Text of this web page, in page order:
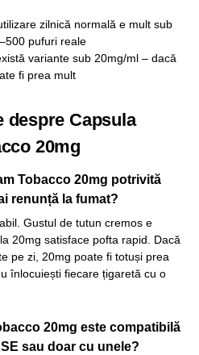
zilnică normală e mult sub
pufuri reale
variante sub 20mg/ml – dacă
fi prea mult
despre Capsula
20mg
Tobacco 20mg potrivită
renunță la fumat?
Gustul de tutun cremos e
20mg satisface pofta rapid. Dacă
pe zi, 20mg poate fi totuși prea
înlocuiești fiecare țigaretă cu o
20mg este compatibilă
sau doar cu unele?